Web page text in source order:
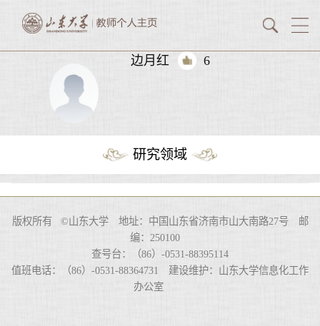
边月红 6
研究领域
版权所有 ©山东大学 地址：中国山东省济南市山大南路27号 邮
编：250100
查号台：（86）-0531-88395114
值班电话：（86）-0531-88364731 建设维护：山东大学信息化工作
办公室